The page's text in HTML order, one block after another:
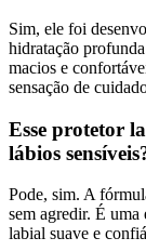
Sim, ele foi
hidratação
macios e
sensação de
Esse protetor
lábios
Pode, sim. A
sem agredir. É uma
labial suave e